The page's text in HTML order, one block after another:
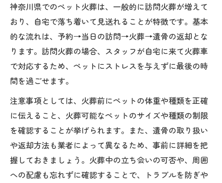
神奈川県でのペット火葬は、一般的に訪問火葬が増えて
おり、自宅で落ち着いて見送れることが特徴です。基本
的な流れは、予約→当日の訪問→火葬→遺骨の返却とな
ります。訪問火葬の場合、スタッフが自宅に来て火葬車
で対応するため、ペットにストレスを与えずに最後の時
間を過ごせます。
注意事項としては、火葬前にペットの体重や種類を正確
に伝えること、火葬可能なペットのサイズや種類の制限
を確認することが挙げられます。また、遺骨の取り扱い
や返却方法も業者によって異なるため、事前に詳細を把
握しておきましょう。火葬中の立ち会いの可否や、周囲
への配慮も忘れずに確認することで、トラブルを防ぎや